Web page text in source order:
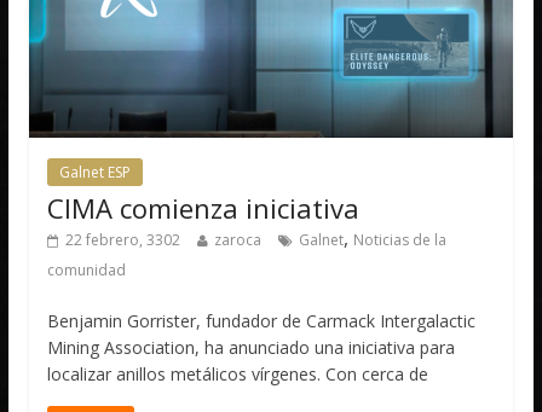
Galnet ESP
CIMA comienza iniciativa
22 febrero, 3302 zaroca Galnet, Noticias de la
comunidad
Benjamin Gorrister, fundador de Carmack Intergalactic
Mining Association, ha anunciado una iniciativa para
localizar anillos metálicos vírgenes. Con cerca de